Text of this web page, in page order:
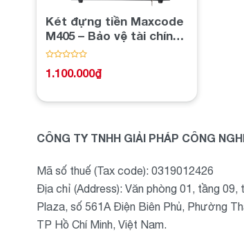
Két đựng tiền Maxcode
M405 – Bảo vệ tài chính
của bạn
xếp
5
1.100.000₫
CÔNG TY TNHH GIẢI PHÁP CÔNG
Mã số thuế (Tax code): 0319012426
Địa chỉ (Address): Văn phòng 01, tầng 09,
Plaza, số 561A Điện Biên Phủ, Phường
TP Hồ Chí Minh, Việt Nam.